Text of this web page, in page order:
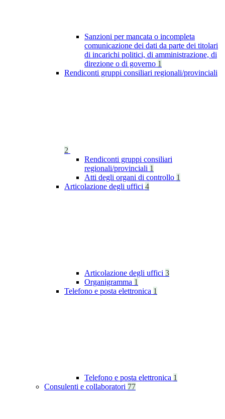
Sanzioni per mancata o incompleta
comunicazione dei dati da parte dei titolari
di incarichi politici, di amministrazione, di
direzione o di governo 1
Rendiconti gruppi consiliari regionali/provinciali
2
Rendiconti gruppi consiliari
regionali/provinciali 1
Atti degli organi di controllo 1
Articolazione degli uffici 4
Articolazione degli uffici 3
Organigramma 1
Telefono e posta elettronica 1
Telefono e posta elettronica 1
Consulenti e collaboratori 77